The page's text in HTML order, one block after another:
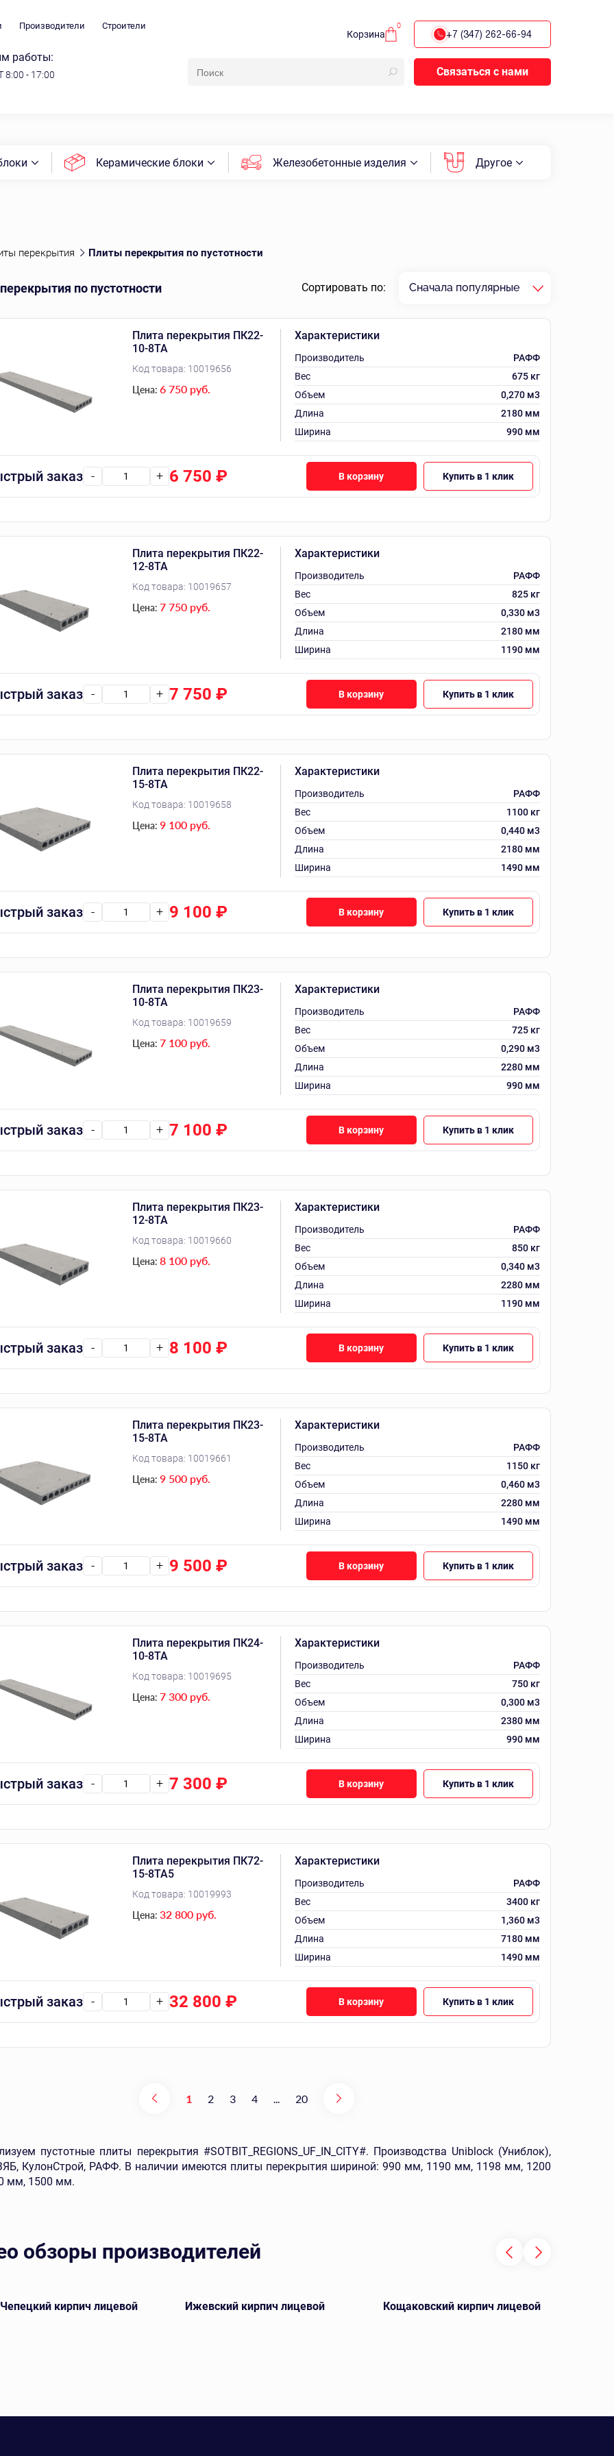
Производители Строители
Корзина
0
+7 (347) 262-66-94
работы:
8:00 - 17:00 Связаться с нами
Керамические блоки Железобетонные изделия Другое
перекрытия Плиты перекрытия по пустотности
по пустотности Сортировать по: Сначала популярные
Плита перекрытия ПК22-
10-8ТА
Код товара: 10019656
Цена: 6 750 руб.
Характеристики
Производитель
РАФФ
Вес
675 кг
Объем
0,270 м3
Длина
2180 мм
Ширина
990 мм
заказ - + 6 750 ₽ В корзину Купить в 1 клик
Плита перекрытия ПК22-
12-8ТА
Код товара: 10019657
Цена: 7 750 руб.
Характеристики
Производитель
РАФФ
Вес
825 кг
Объем
0,330 м3
Длина
2180 мм
Ширина
1190 мм
заказ - + 7 750 ₽ В корзину Купить в 1 клик
Плита перекрытия ПК22-
15-8ТА
Код товара: 10019658
Цена: 9 100 руб.
Характеристики
Производитель
РАФФ
Вес
1100 кг
Объем
0,440 м3
Длина
2180 мм
Ширина
1490 мм
заказ - + 9 100 ₽ В корзину Купить в 1 клик
Плита перекрытия ПК23-
10-8ТА
Код товара: 10019659
Цена: 7 100 руб.
Характеристики
Производитель
РАФФ
Вес
725 кг
Объем
0,290 м3
Длина
2280 мм
Ширина
990 мм
заказ - + 7 100 ₽ В корзину Купить в 1 клик
Плита перекрытия ПК23-
12-8ТА
Код товара: 10019660
Цена: 8 100 руб.
Характеристики
Производитель
РАФФ
Вес
850 кг
Объем
0,340 м3
Длина
2280 мм
Ширина
1190 мм
заказ - + 8 100 ₽ В корзину Купить в 1 клик
Плита перекрытия ПК23-
15-8ТА
Код товара: 10019661
Цена: 9 500 руб.
Характеристики
Производитель
РАФФ
Вес
1150 кг
Объем
0,460 м3
Длина
2280 мм
Ширина
1490 мм
заказ - + 9 500 ₽ В корзину Купить в 1 клик
Плита перекрытия ПК24-
10-8ТА
Код товара: 10019695
Цена: 7 300 руб.
Характеристики
Производитель
РАФФ
Вес
750 кг
Объем
0,300 м3
Длина
2380 мм
Ширина
990 мм
заказ - + 7 300 ₽ В корзину Купить в 1 клик
Плита перекрытия ПК72-
15-8ТА5
Код товара: 10019993
Цена: 32 800 руб.
Характеристики
Производитель
РАФФ
Вес
3400 кг
Объем
1,360 м3
Длина
7180 мм
Ширина
1490 мм
заказ - + 32 800 ₽ В корзину Купить в 1 клик
1 2 3 4 20
пустотные плиты перекрытия #SOTBIT_REGIONS_UF_IN_CITY#. Производства Uniblock (Униблок),
КулонСтрой, РАФФ. В наличии имеются плиты перекрытия шириной: 990 мм, 1190 мм, 1198 мм, 1200
мм, 1500 мм.
обзоры производителей
кирпич лицевой Ижевский кирпич лицевой Кощаковский кирпич лицевой